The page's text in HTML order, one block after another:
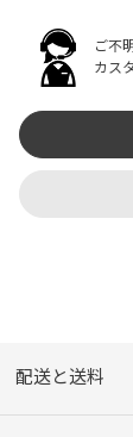
ご不
カス
配送と送料